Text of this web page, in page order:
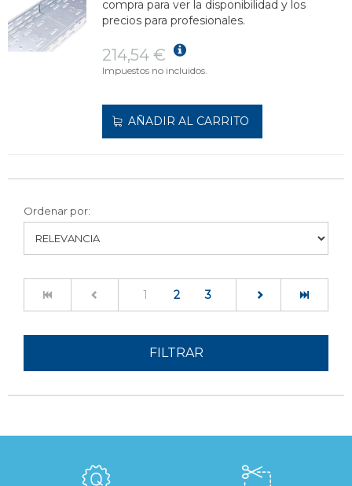
compra para ver la disponibilidad y los
precios para profesionales.
214,54 €
Impuestos no incluidos.
AÑADIR AL CARRITO
Ordenar por:
1 (current)
2 3
FILTRAR